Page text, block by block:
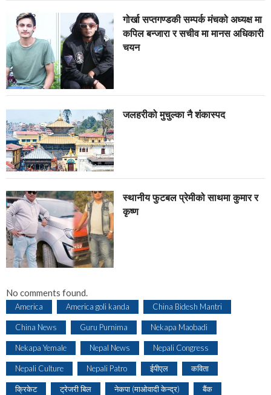
गोर्खा सप्तगण्डकी सम्पर्क मंचको अध्यक्ष मा
कपिल बन्जारा र सचीव मा मानस अधिकारी
चयन
जलहरीको मुचुल्का नै शंंकास्पद
स्थानीय फुटबल प्रेमीको साथमा कुमार र
कृष्ण
No comments found.
America America goli kanda China Bidesh Mantri
China News Guru Purnima Nekapa Maobadi
Nekapa Yemale Nepal News Nepali Congress
Nepali Culture Nepali Patro ईपीएल कविता
क्रिकेट ट्रेजरी बिल नेकपा (माओवादी केन्द्र) बैंक